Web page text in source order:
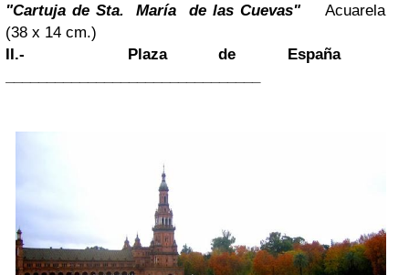
"Cartuja de Sta. María de las Cuevas"
Acuarela
(38 x 14 cm.)
II.- Plaza de España